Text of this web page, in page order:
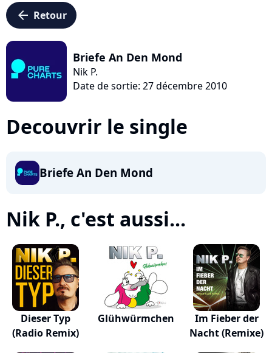
arrow_left Retour
Briefe An Den Mond
Nik P.
Date de sortie: 27 décembre 2010
Decouvrir le single
Briefe An Den Mond
Nik P., c'est aussi...
Dieser Typ
(Radio Remix)
Glühwürmchen
Im Fieber der
Nacht (Remixe)